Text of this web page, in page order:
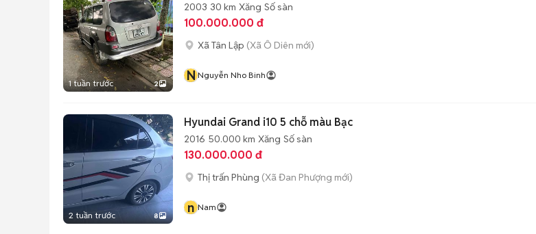
1 tuần trước 2
2003 30 km Xăng Số sàn
100.000.000 đ
Xã Tân Lập (Xã Ô Diên mới)
N Nguyễn Nho Binh
2 tuần trước 8
Hyundai Grand i10 5 chỗ màu Bạc
2016 50.000 km Xăng Số sàn
130.000.000 đ
Thị trấn Phùng (Xã Đan Phượng mới)
n Nam